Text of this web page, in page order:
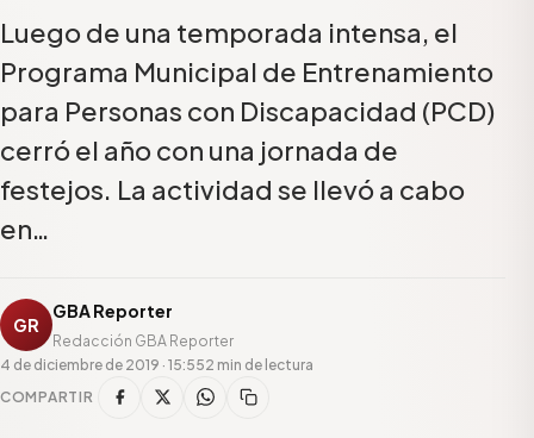
Luego de una temporada intensa, el
Programa Municipal de Entrenamiento
para Personas con Discapacidad (PCD)
cerró el año con una jornada de
festejos. La actividad se llevó a cabo
en…
GR
GBA Reporter
Redacción GBA Reporter
4 de diciembre de 2019 · 15:552 min de lectura
COMPARTIR